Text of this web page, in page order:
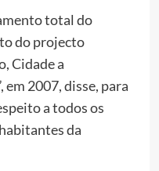
total do
do projecto
Cidade a
2007, disse, para
a todos os
da